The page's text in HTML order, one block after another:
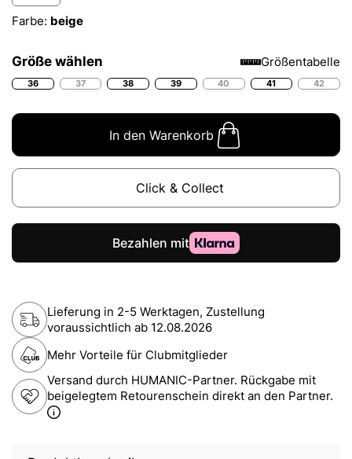
Farbe: beige
Größe wählen Größentabelle
36 37 38 39 40 41 42
In den Warenkorb
Click & Collect
Lieferung in 2-5 Werktagen, Zustellung
voraussichtlich ab 12.08.2026
Mehr Vorteile für Clubmitglieder
Versand durch HUMANIC-Partner. Rückgabe mit
beigelegtem Retourenschein direkt an den Partner.